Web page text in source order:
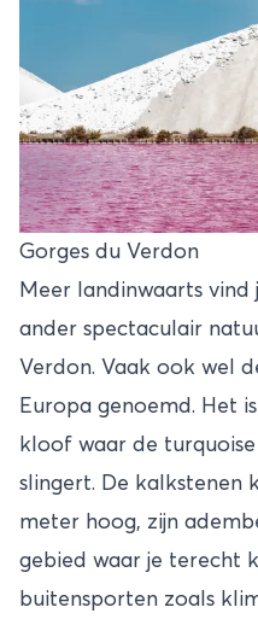
Gorges du Verdon
Meer landinwaarts vind
ander spectaculair
Verdon. Vaak ook wel
Europa genoemd. Het
kloof waar de
slingert. De kalkstenen
meter hoog, zijn
gebied waar je terecht
buitensporten zoals